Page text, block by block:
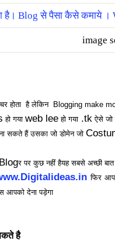
image
होता है लेकिन Blogging make
हो गयाweb lee हो गया .tkऐसे जो
सकते हैं उसका जो डोमेन जो
Blogर पर कुछ नहीं हैयह सबसे अच्छी बात
फिर
आपको देना पड़ेगा
है